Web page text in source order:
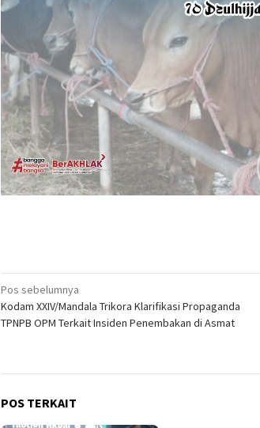
Navigasi
pos
Pos sebelumnya
Kodam XXIV/Mandala Trikora Klarifikasi Propaganda
TPNPB OPM Terkait Insiden Penembakan di Asmat
POS TERKAIT